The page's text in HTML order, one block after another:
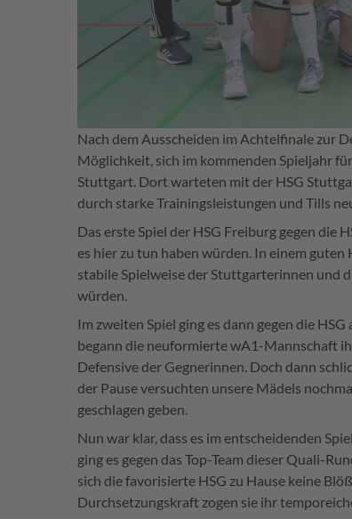
Nach dem Ausscheiden im Achtelfinale zur
Möglichkeit, sich im kommenden Spieljahr
Stuttgart. Dort warteten mit der HSG
durch starke Trainingsleistungen und Tills
Das erste Spiel der HSG Freiburg gegen
es hier zu tun haben würden. In einem
stabile Spielweise der Stuttgarterinnen und
würden.
Im zweiten Spiel ging es dann gegen die
begann die neuformierte wA1-Mannschaft
Defensive der Gegnerinnen. Doch dann
der Pause versuchten unsere Mädels
geschlagen geben.
Nun war klar, dass es im entscheidenden
ging es gegen das Top-Team dieser Quali-
sich die favorisierte HSG zu Hause keine
Durchsetzungskraft zogen sie ihr